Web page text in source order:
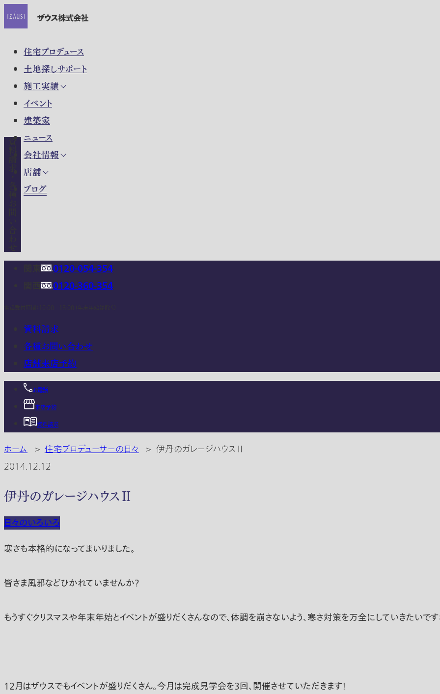
住宅プロデュース
土地探しサポート
施工実績
イベント
建築家
ニュース
会社情報
店舗
ブログ
0120-054-354
0120-360-354
資料請求
各種お問い合わせ
店舗来店予約
お電話
来店予約
資料請求
ホーム > 住宅プロデューサーの日々 > 伊丹のガレージハウスⅡ
2014.12.12
伊丹のガレージハウスⅡ
日々のいろいろ
寒さも本格的になってまいりました。
皆さま風邪などひかれていませんか？
もうすぐクリスマスや年末年始とイベントが盛りだくさんなので、体調を崩さないよう、寒さ対策を万全にしていきたいで
12月はザウスでもイベントが盛りだくさん。今月は完成見学会を3回、開催させていただきます！